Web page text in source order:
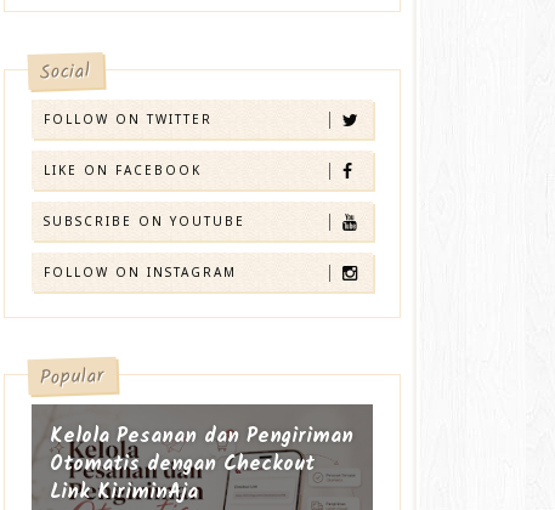
Social
FOLLOW ON TWITTER
LIKE ON FACEBOOK
SUBSCRIBE ON YOUTUBE
FOLLOW ON INSTAGRAM
Popular
Kelola Pesanan dan Pengiriman
Otomatis dengan Checkout
Link KiriminAja